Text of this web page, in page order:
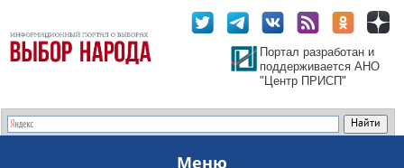
Портал разработан и
поддерживается АНО
"Центр ПРИСП"
Меню